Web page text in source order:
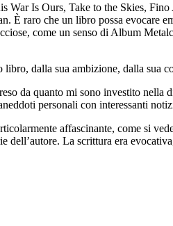
Is Ours, Take to the Skies,
È raro che un libro possa evocare
come un senso di Album
dalla sua ambizione, dalla
da quanto mi sono investito
personali con interessanti
affascinante, come si
La scrittura era